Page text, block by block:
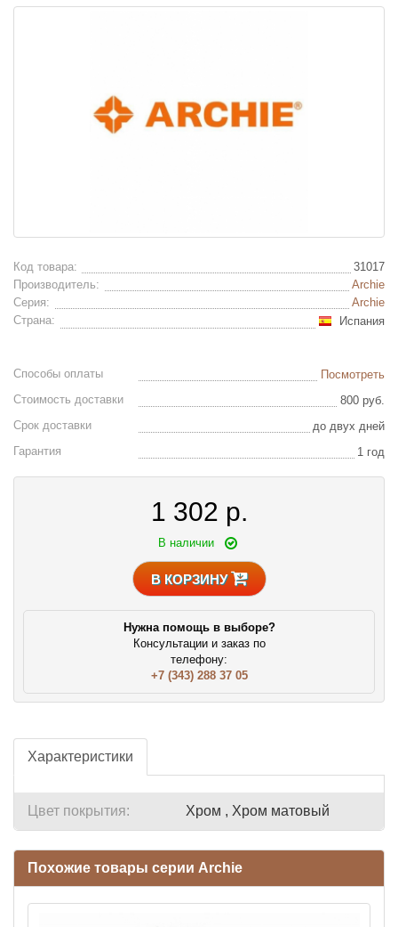
Код товара:
31017
Производитель:
Archie
Серия:
Archie
Страна:
Испания
Способы оплаты
Посмотреть
Стоимость доставки
800 руб.
Срок доставки
до двух дней
Гарантия
1 год
1 302 р.
В наличии
В КОРЗИНУ
Нужна помощь в выборе?
Консультации и заказ по
телефону:
+7 (343) 288 37 05
Характеристики
Цвет покрытия: Хром , Хром матовый
Похожие товары серии Archie